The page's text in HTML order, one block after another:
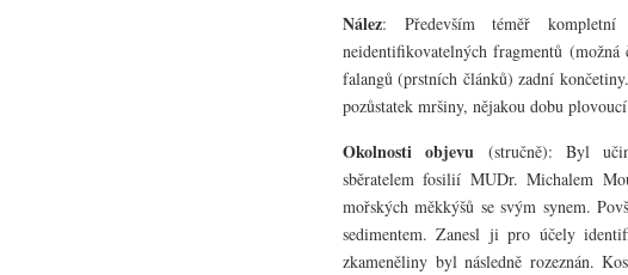
Nález: Především téměř
neidentifikovatelných fragmentů
falangů (prstních článků) zadní
pozůstatek mršiny, nějakou dobu
Okolnosti objevu (stručně): Byl
sběratelem fosilií MUDr. Michalem
mořských měkkýšů se svým synem.
sedimentem. Zanesl ji pro účely
zkameněliny byl následně rozeznán.